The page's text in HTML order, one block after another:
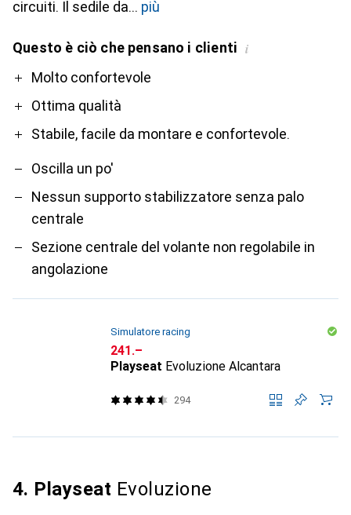
circuiti. Il sedile da
più
Questo è ciò che pensano i clienti i
ProMolto confortevole
Ottima qualità
Stabile, facile da montare e confortevole.
Contro
Oscilla un po'
Nessun supporto stabilizzatore senza palo
centrale
Sezione centrale del volante non regolabile in
angolazione
Simulatore racing
CHF
241.–
Playseat Evoluzione Alcantara
294
4. Playseat Evoluzione